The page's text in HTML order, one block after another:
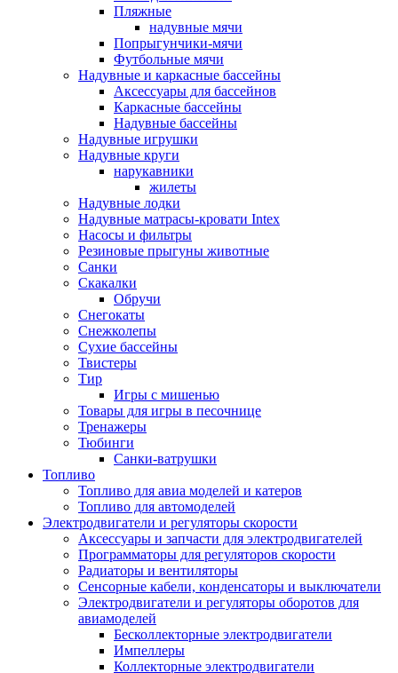
Пляжные
надувные мячи
Попрыгунчики-мячи
Футбольные мячи
Надувные и каркасные бассейны
Аксессуары для бассейнов
Каркасные бассейны
Надувные бассейны
Надувные игрушки
Надувные круги
нарукавники
жилеты
Надувные лодки
Надувные матрасы-кровати Intex
Насосы и фильтры
Резиновые прыгуны животные
Санки
Скакалки
Обручи
Снегокаты
Снежколепы
Сухие бассейны
Твистеры
Тир
Игры с мишенью
Товары для игры в песочнице
Тренажеры
Тюбинги
Санки-ватрушки
Топливо
Топливо для авиа моделей и катеров
Топливо для автомоделей
Электродвигатели и регуляторы скорости
Аксессуары и запчасти для электродвигателей
Программаторы для регуляторов скорости
Радиаторы и вентиляторы
Сенсорные кабели, конденсаторы и выключатели
Электродвигатели и регуляторы оборотов для
авиамоделей
Бесколлекторные электродвигатели
Импеллеры
Коллекторные электродвигатели